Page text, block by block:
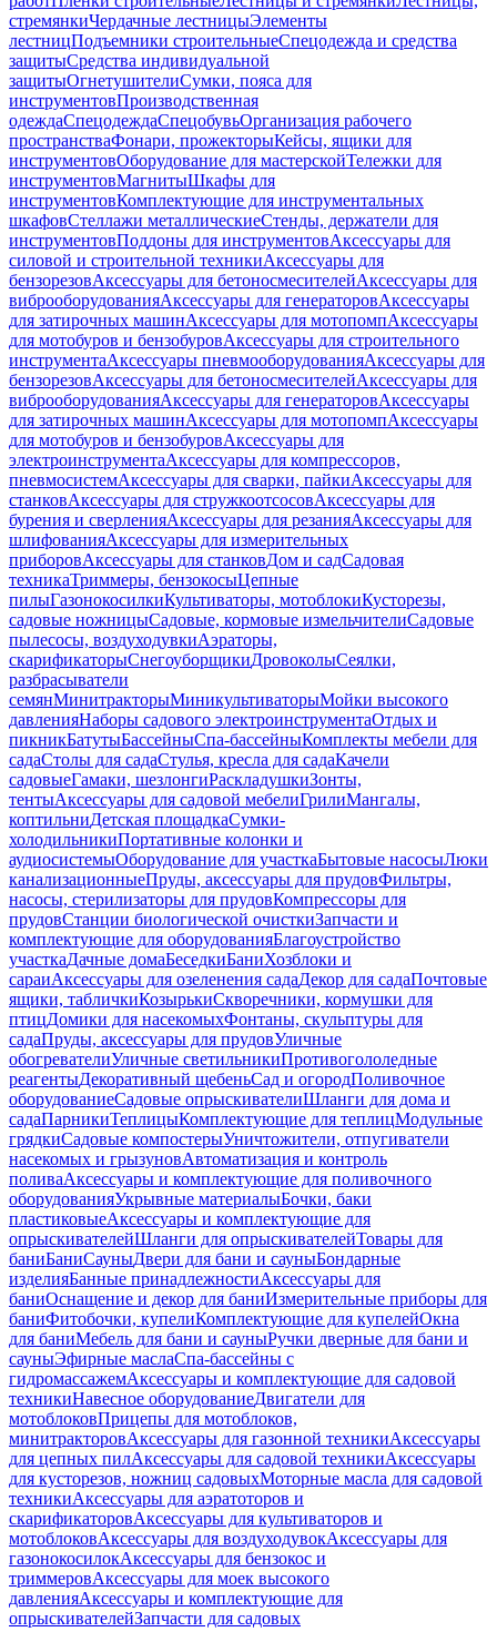
стремянкиЧердачные лестницыЭлементы
лестницПодъемники строительныеСпецодежда и средства
защитыСредства индивидуальной
защитыОгнетушителиСумки, пояса для
инструментовПроизводственная
одеждаСпецодеждаСпецобувьОрганизация рабочего
пространстваФонари, прожекторыКейсы, ящики для
инструментовОборудование для мастерскойТележки для
инструментовМагнитыШкафы для
инструментовКомплектующие для инструментальных
шкафовСтеллажи металлическиеСтенды, держатели для
инструментовПоддоны для инструментовАксессуары для
силовой и строительной техникиАксессуары для
бензорезовАксессуары для бетоносмесителейАксессуары для
виброоборудованияАксессуары для генераторовАксессуары
для затирочных машинАксессуары для мотопомпАксессуары
для мотобуров и бензобуровАксессуары для строительного
инструментаАксессуары пневмооборудованияАксессуары для
бензорезовАксессуары для бетоносмесителейАксессуары для
виброоборудованияАксессуары для генераторовАксессуары
для затирочных машинАксессуары для мотопомпАксессуары
для мотобуров и бензобуровАксессуары для
электроинструментаАксессуары для компрессоров,
пневмосистемАксессуары для сварки, пайкиАксессуары для
станковАксессуары для стружкоотсосовАксессуары для
бурения и сверленияАксессуары для резанияАксессуары для
шлифованияАксессуары для измерительных
приборовАксессуары для станковДом и садСадовая
техникаТриммеры, бензокосыЦепные
пилыГазонокосилкиКультиваторы, мотоблокиКусторезы,
садовые ножницыСадовые, кормовые измельчителиСадовые
пылесосы, воздуходувкиАэраторы,
скарификаторыСнегоуборщикиДровоколыСеялки,
разбрасыватели
семянМинитракторыМиникультиваторыМойки высокого
давленияНаборы садового электроинструментаОтдых и
пикникБатутыБассейныСпа-бассейныКомплекты мебели для
садаСтолы для садаСтулья, кресла для садаКачели
садовыеГамаки, шезлонгиРаскладушкиЗонты,
тентыАксессуары для садовой мебелиГрилиМангалы,
коптильниДетская площадкаСумки-
холодильникиПортативные колонки и
аудиосистемыОборудование для участкаБытовые насосыЛюки
канализационныеПруды, аксессуары для прудовФильтры,
насосы, стерилизаторы для прудовКомпрессоры для
прудовСтанции биологической очисткиЗапчасти и
комплектующие для оборудованияБлагоустройство
участкаДачные домаБеседкиБаниХозблоки и
сараиАксессуары для озеленения садаДекор для садаПочтовые
ящики, табличкиКозырькиСкворечники, кормушки для
птицДомики для насекомыхФонтаны, скульптуры для
садаПруды, аксессуары для прудовУличные
обогревателиУличные светильникиПротивогололедные
реагентыДекоративный щебеньСад и огородПоливочное
оборудованиеСадовые опрыскивателиШланги для дома и
садаПарникиТеплицыКомплектующие для теплицМодульные
грядкиСадовые компостерыУничтожители, отпугиватели
насекомых и грызуновАвтоматизация и контроль
поливаАксессуары и комплектующие для поливочного
оборудованияУкрывные материалыБочки, баки
пластиковыеАксессуары и комплектующие для
опрыскивателейШланги для опрыскивателейТовары для
баниБаниСауныДвери для бани и сауныБондарные
изделияБанные принадлежностиАксессуары для
баниОснащение и декор для баниИзмерительные приборы для
баниФитобочки, купелиКомплектующие для купелейОкна
для баниМебель для бани и сауныРучки дверные для бани и
сауныЭфирные маслаСпа-бассейны с
гидромассажемАксессуары и комплектующие для садовой
техникиНавесное оборудованиеДвигатели для
мотоблоковПрицепы для мотоблоков,
минитракторовАксессуары для газонной техникиАксессуары
для цепных пилАксессуары для садовой техникиАксессуары
для кусторезов, ножниц садовыхМоторные масла для садовой
техникиАксессуары для аэратоторов и
скарификаторовАксессуары для культиваторов и
мотоблоковАксессуары для воздуходувокАксессуары для
газонокосилокАксессуары для бензокос и
триммеровАксессуары для моек высокого
давленияАксессуары и комплектующие для
опрыскивателейЗапчасти для садовых